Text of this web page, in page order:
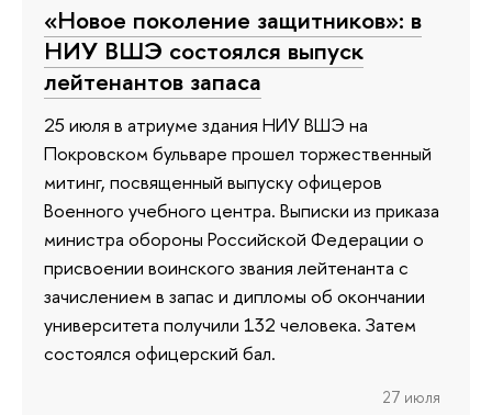
«Новое поколение защитников»: в
НИУ ВШЭ состоялся выпуск
лейтенантов запаса
25 июля в атриуме здания НИУ ВШЭ на
Покровском бульваре прошел торжественный
митинг, посвященный выпуску офицеров
Военного учебного центра. Выписки из приказа
министра обороны Российской Федерации о
присвоении воинского звания лейтенанта с
зачислением в запас и дипломы об окончании
университета получили 132 человека. Затем
состоялся офицерский бал.
27 июля